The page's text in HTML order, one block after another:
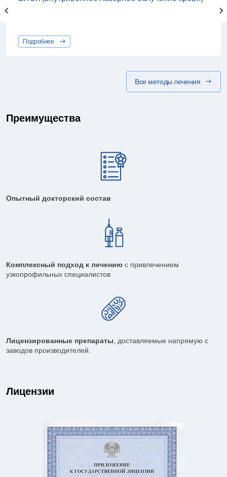
Подробнее
Все методы лечения
Преимущества
Опытный докторский состав
Комплексный подход к лечению с привлечением
узкопрофильных специалистов
Лицензированные препараты, доставляемые напрямую с
заводов производителей.
Лицензии